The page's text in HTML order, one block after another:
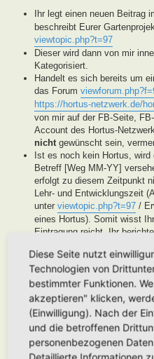
Ihr legt einen neuen Beitrag
beschreibt Eurer
viewtopic.php?t=97
Dieser wird dann von mir
Kategorisiert.
Handelt es sich bereits um
das Forum
https://hortus-netzwerk.de/
von mir auf der FB-Seite,
Account des Hortus-
nichtgewünscht sein,
Ist es noch kein Hortus,
Betreff [Weg MM-YY]
erfolgt zu diesem Zeitpunkt
Lehr- und Entwicklungszeit
unter viewtopic.php?t=97 /
eines Hortus). Somit wisst
Eintragung reicht, Ihr
der Entwicklung Eures
Meinung ist, Euer Garten ist
eintragen. Eine Überprüfung
Lehr- und
Aktivität fest, werden wir die
Handelt es sich generell um
Hortanes Habitat (Alle
Hortus mit den drei Zonen
Diese Seite nutzt
Technologien von
bestimmter Funktionen.
akzeptieren" klicken,
(Einwilligung). Nach der
und die betroffenen
personenbezogenen